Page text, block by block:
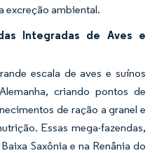
excreção ambiental.
Integradas de Aves e
escala de aves e suínos
criando pontos de
de ração a granel e
Essas mega-fazendas,
Saxônia e na Renânia do